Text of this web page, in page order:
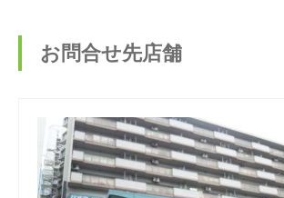
お問合せ先店舗